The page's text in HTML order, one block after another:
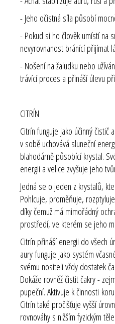
- Jeho očistná síla působí
- Pokud si ho člověk umístí na
nevyrovnanost bránící přijímat
- Nošení na žaludku nebo
trávící proces a přináší úlevu
CITRÍN
Citrín funguje jako účinný čistič
v sobě uchovává sluneční
blahodárně působící krystal.
energii a velice zvyšuje jeho
Jedná se o jeden z krystalů,
Pohlcuje, proměňuje,
díky čemuž má mimořádný
prostředí, ve kterém se jeho
Citrín přináší energii do všech
aury funguje jako systém
svému nositeli vždy dostatek
Dokáže rovněž čistit čakry -
pupeční. Aktivuje k činnosti
Citrín také pročišťuje vyšší
rovnováhy s nižším fyzickým